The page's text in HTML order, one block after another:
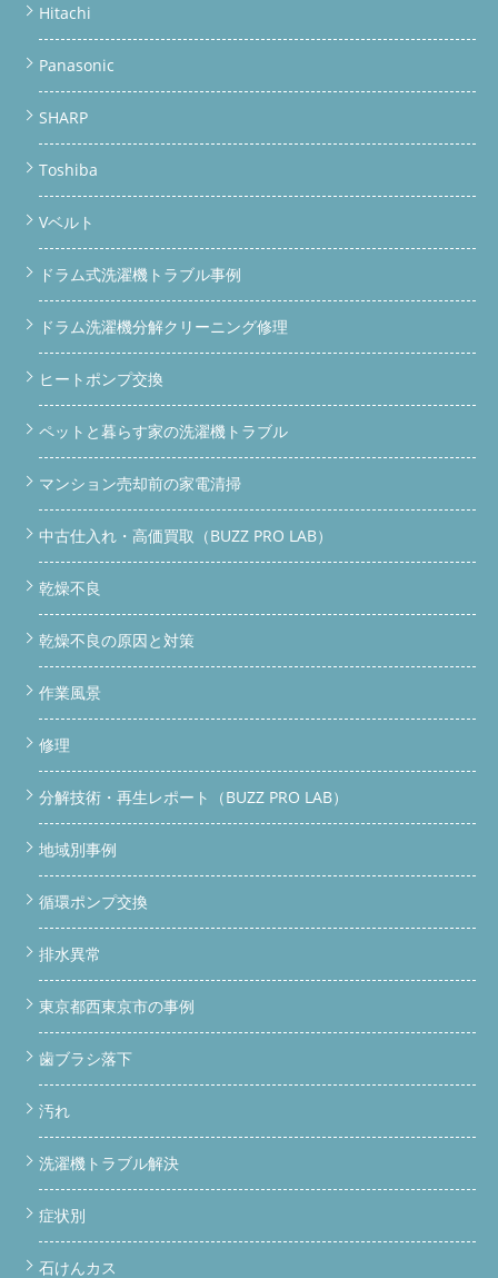
Hitachi
Panasonic
SHARP
Toshiba
Vベルト
ドラム式洗濯機トラブル事例
ドラム洗濯機分解クリーニング修理
ヒートポンプ交換
ペットと暮らす家の洗濯機トラブル
マンション売却前の家電清掃
中古仕入れ・高価買取（BUZZ PRO LAB）
乾燥不良
乾燥不良の原因と対策
作業風景
修理
分解技術・再生レポート（BUZZ PRO LAB）
地域別事例
循環ポンプ交換
排水異常
東京都西東京市の事例
歯ブラシ落下
汚れ
洗濯機トラブル解決
症状別
石けんカス